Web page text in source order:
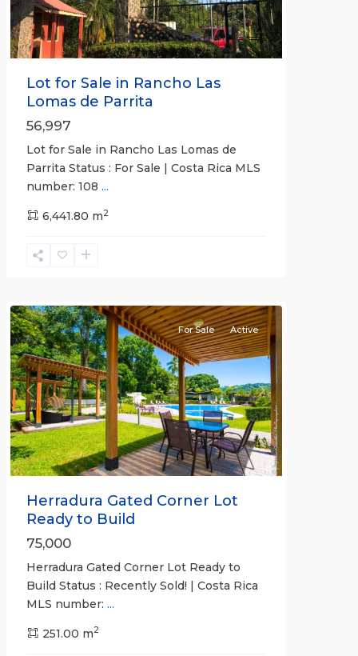
Lot for Sale in Rancho Las
Lomas de Parrita
56,997
Lot for Sale in Rancho Las Lomas de
Parrita Status : For Sale | Costa Rica MLS
number: 108 ...
6,441.80 m2
Previous Next
For Sale Active
Herradura Gated Corner Lot
Ready to Build
75,000
Herradura Gated Corner Lot Ready to
Build Status : Recently Sold! | Costa Rica
MLS number: ...
251.00 m2